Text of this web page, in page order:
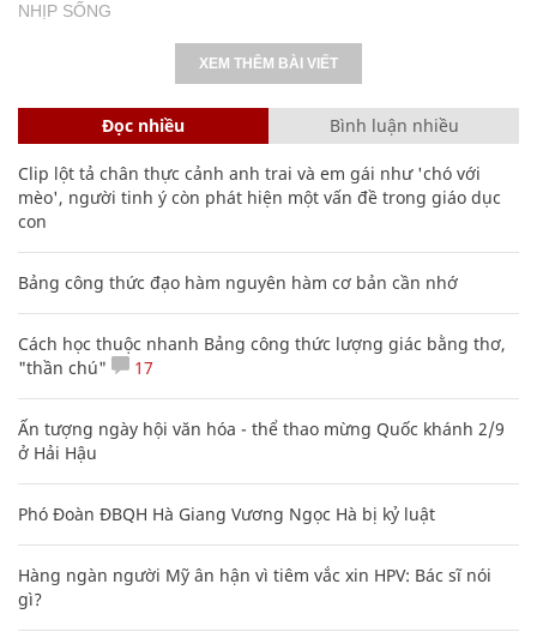
NHỊP SỐNG
XEM THÊM BÀI VIẾT
Đọc nhiều Bình luận nhiều
Clip lột tả chân thực cảnh anh trai và em gái như 'chó với
mèo', người tinh ý còn phát hiện một vấn đề trong giáo dục
con
Bảng công thức đạo hàm nguyên hàm cơ bản cần nhớ
Cách học thuộc nhanh Bảng công thức lượng giác bằng thơ,
"thần chú"
17
Ấn tượng ngày hội văn hóa - thể thao mừng Quốc khánh 2/9
ở Hải Hậu
Phó Đoàn ĐBQH Hà Giang Vương Ngọc Hà bị kỷ luật
Hàng ngàn người Mỹ ân hận vì tiêm vắc xin HPV: Bác sĩ nói
gì?